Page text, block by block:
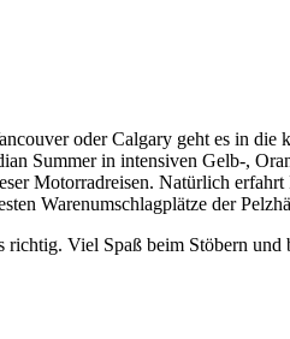
oder Calgary geht es in die
Summer in intensiven Gelb-,
Motorradreisen. Natürlich
Warenumschlagplätze der
Viel Spaß beim Stöbern und